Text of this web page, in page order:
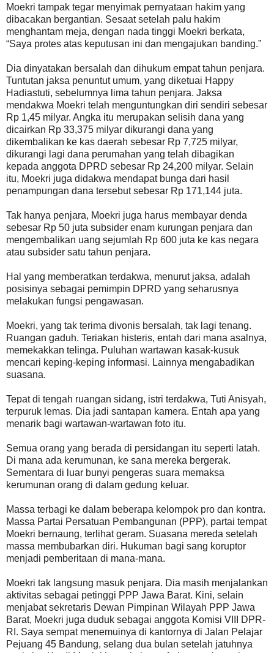
Moekri tampak tegar menyimak pernyataan hakim yang
dibacakan bergantian. Sesaat setelah palu hakim
menghantam meja, dengan nada tinggi Moekri berkata,
“Saya protes atas keputusan ini dan mengajukan banding.”
Dia dinyatakan bersalah dan dihukum empat tahun penjara.
Tuntutan jaksa penuntut umum, yang diketuai Happy
Hadiastuti, sebelumnya lima tahun penjara. Jaksa
mendakwa Moekri telah menguntungkan diri sendiri sebesar
Rp 1,45 milyar. Angka itu merupakan selisih dana yang
dicairkan Rp 33,375 milyar dikurangi dana yang
dikembalikan ke kas daerah sebesar Rp 7,725 milyar,
dikurangi lagi dana perumahan yang telah dibagikan
kepada anggota DPRD sebesar Rp 24,200 milyar. Selain
itu, Moekri juga didakwa mendapat bunga dari hasil
penampungan dana tersebut sebesar Rp 171,144 juta.
Tak hanya penjara, Moekri juga harus membayar denda
sebesar Rp 50 juta subsider enam kurungan penjara dan
mengembalikan uang sejumlah Rp 600 juta ke kas negara
atau subsider satu tahun penjara.
Hal yang memberatkan terdakwa, menurut jaksa, adalah
posisinya sebagai pemimpin DPRD yang seharusnya
melakukan fungsi pengawasan.
Moekri, yang tak terima divonis bersalah, tak lagi tenang.
Ruangan gaduh. Teriakan histeris, entah dari mana asalnya,
memekakkan telinga. Puluhan wartawan kasak-kusuk
mencari keping-keping informasi. Lainnya mengabadikan
suasana.
Tepat di tengah ruangan sidang, istri terdakwa, Tuti Anisyah,
terpuruk lemas. Dia jadi santapan kamera. Entah apa yang
menarik bagi wartawan-wartawan foto itu.
Semua orang yang berada di persidangan itu seperti latah.
Di mana ada kerumunan, ke sana mereka bergerak.
Sementara di luar bunyi pengeras suara memaksa
kerumunan orang di dalam gedung keluar.
Massa terbagi ke dalam beberapa kelompok pro dan kontra.
Massa Partai Persatuan Pembangunan (PPP), partai tempat
Moekri bernaung, terlihat geram. Suasana mereda setelah
massa membubarkan diri. Hukuman bagi sang koruptor
menjadi pemberitaan di mana-mana.
Moekri tak langsung masuk penjara. Dia masih menjalankan
aktivitas sebagai petinggi PPP Jawa Barat. Kini, selain
menjabat sekretaris Dewan Pimpinan Wilayah PPP Jawa
Barat, Moekri juga duduk sebagai anggota Komisi VIII DPR-
RI. Saya sempat menemuinya di kantornya di Jalan Pelajar
Pejuang 45 Bandung, selang dua bulan setelah jatuhnya